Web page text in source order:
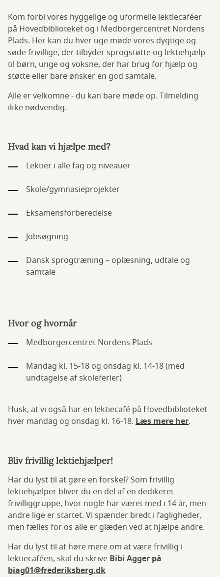
Kom forbi vores hyggelige og uformelle lektiecaféer
på Hovedbiblioteket og i Medborgercentret Nordens
Plads. Her kan du hver uge møde vores dygtige og
søde frivillige, der tilbyder sprogstøtte og lektiehjælp
til børn, unge og voksne, der har brug for hjælp og
støtte eller bare ønsker en god samtale.
Alle er velkomne - du kan bare møde op. Tilmelding
ikke nødvendig.
Hvad kan vi hjælpe med?
Lektier i alle fag og niveauer
Skole/gymnasieprojekter
Eksamensforberedelse
Jobsøgning
Dansk sprogtræning – oplæsning, udtale og
samtale
Hvor og hvornår
Medborgercentret Nordens Plads
Mandag kl. 15-18 og onsdag kl. 14-18 (med
undtagelse af skoleferier)
Husk, at vi også har en lektiecafé på Hovedbiblioteket
hver mandag og onsdag kl. 16-18. Læs mere her.
Bliv frivillig lektiehjælper!
Har du lyst til at gøre en forskel? Som frivillig
lektiehjælper bliver du en del af en dedikeret
frivilliggruppe, hvor nogle har været med i 14 år, men
andre lige er startet. Vi spænder bredt i fagligheder,
men fælles for os alle er glæden ved at hjælpe andre.
Har du lyst til at høre mere om at være frivillig i
lektiecaféen, skal du skrive Bibi Agger på
biag01@frederiksberg.dk